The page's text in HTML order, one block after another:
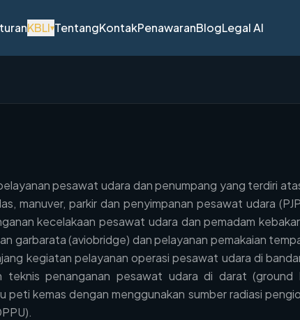
KBLI▾TentangKontakPenawaranBlogLegal AI
pesawat udara dan penumpang yang terdiri
manuver, parkir dan penyimpanan pesawat udara
kecelakaan pesawat udara dan pemadam
garbarata (aviobridge) dan pelayanan pemakaian
kegiatan pelayanan operasi pesawat udara di
penanganan pesawat udara di darat (ground
peti kemas dengan menggunakan sumber radiasi